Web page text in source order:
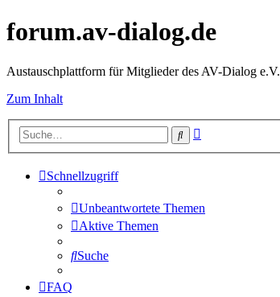
forum.av-dialog.de
Austauschplattform für Mitglieder des AV-Dialog e.V.
Zum Inhalt
Suche
Schnellzugriff
Unbeantwortete Themen
Aktive Themen
Suche
FAQ